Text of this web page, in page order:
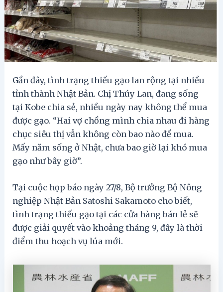
Gần đây, tình trạng thiếu gạo lan rộng tại nhiều
tỉnh thành Nhật Bản. Chị Thúy Lan, đang sống
tại Kobe chia sẻ, nhiều ngày nay không thể mua
được gạo. “Hai vợ chồng mình chia nhau đi hàng
chục siêu thị vẫn không còn bao nào để mua.
Mấy năm sống ở Nhật, chưa bao giờ lại khó mua
gạo như bây giờ”.
Tại cuộc họp báo ngày 27/8, Bộ trưởng Bộ Nông
nghiệp Nhật Bản Satoshi Sakamoto cho biết,
tình trạng thiếu gạo tại các cửa hàng bán lẻ sẽ
được giải quyết vào khoảng tháng 9, đây là thời
điểm thu hoạch vụ lúa mới.